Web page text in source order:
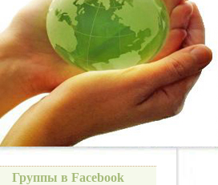
Группы в Facebook